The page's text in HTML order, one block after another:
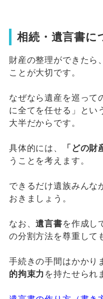
相続・遺言書に
財産の整理ができたら
ことが大切です。
なぜなら遺産を巡って
に全てを任せる」とい
大半だからです。
具体的には、 「どの財
うことを考えます。
できるだけ遺族みんな
おきましょう。
なお、遺言書を作成し
の分割方法を尊重して
手続きの手間はかかり
的拘束力 を持たせられ